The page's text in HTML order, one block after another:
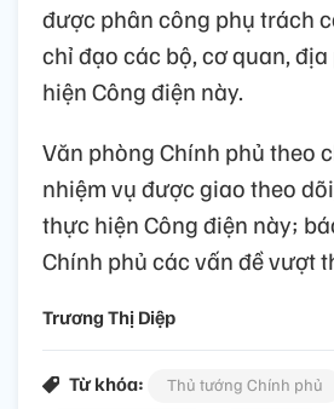
được phân công phụ trách
chỉ đạo các bộ, cơ quan,
hiện Công điện này.
Văn phòng Chính phủ theo
nhiệm vụ được giao theo
thực hiện Công điện này;
Chính phủ các vấn đề vượt
Trương Thị Diệp
Từ khóa:
Thủ tướng Chính phủ